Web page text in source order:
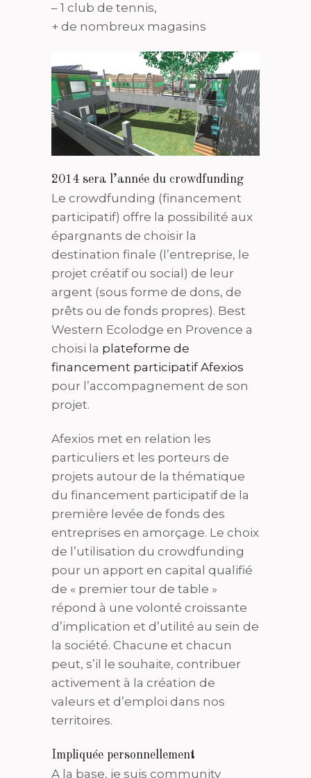
– 1 club de tennis,
+ de nombreux magasins
2014 sera l’année du crowdfunding
Le crowdfunding (financement
participatif) offre la possibilité aux
épargnants de choisir la
destination finale (l’entreprise, le
projet créatif ou social) de leur
argent (sous forme de dons, de
prêts ou de fonds propres). Best
Western Ecolodge en Provence a
choisi la plateforme de
financement participatif Afexios
pour l’accompagnement de son
projet.
Afexios met en relation les
particuliers et les porteurs de
projets autour de la thématique
du financement participatif de la
première levée de fonds des
entreprises en amorçage. Le choix
de l’utilisation du crowdfunding
pour un apport en capital qualifié
de « premier tour de table »
répond à une volonté croissante
d’implication et d’utilité au sein de
la société. Chacune et chacun
peut, s’il le souhaite, contribuer
activement à la création de
valeurs et d’emploi dans nos
territoires.
Impliquée personnellement
A la base, je suis community